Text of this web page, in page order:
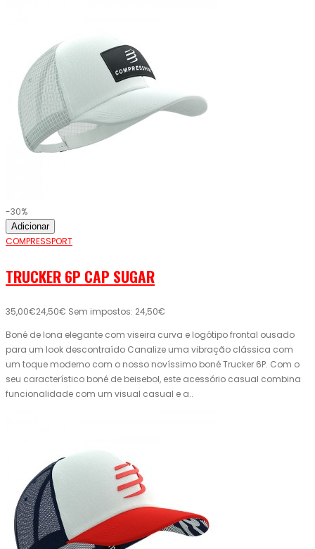
-30%
Adicionar
COMPRESSPORT
TRUCKER 6P CAP SUGAR
35,00€24,50€ Sem impostos: 24,50€
Boné de lona elegante com viseira curva e logótipo frontal ousado
para um look descontraído Canalize uma vibração clássica com
um toque moderno com o nosso novíssimo boné Trucker 6P. Com o
seu característico boné de beisebol, este acessório casual combina
funcionalidade com um visual casual e a..